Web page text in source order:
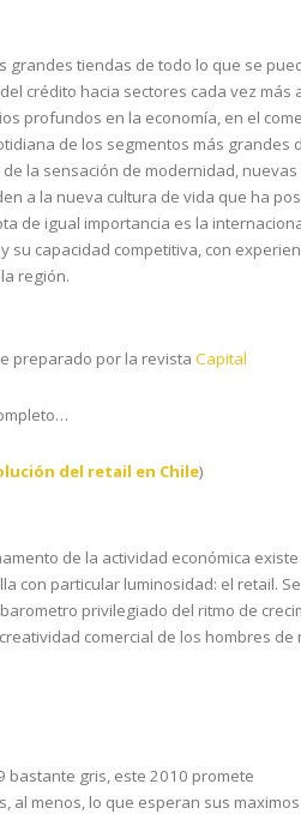
grandes tiendas de todo lo que se
crédito hacia sectores cada vez más
profundos en la economía, en el
de los segmentos más grandes
la sensación de modernidad,
a la nueva cultura de vida que ha
de igual importancia es la
su capacidad competitiva, con
región.
preparado por la revista Capital
del retail en Chile)
de la actividad económica
con particular luminosidad: el retail.
privilegiado del ritmo de
comercial de los hombres de
bastante gris, este 2010 promete
al menos, lo que esperan sus